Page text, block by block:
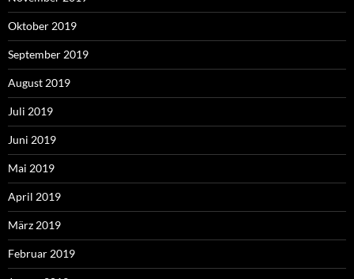
Oktober 2019
September 2019
August 2019
Juli 2019
Juni 2019
Mai 2019
April 2019
März 2019
Februar 2019